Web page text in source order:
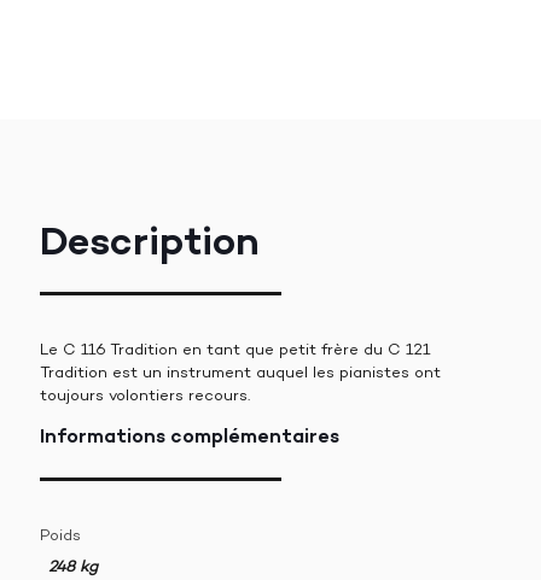
Description
Le C 116 Tradition en tant que petit frère du C 121
Tradition est un instrument auquel les pianistes ont
toujours volontiers recours.
Informations complémentaires
Poids
248 kg